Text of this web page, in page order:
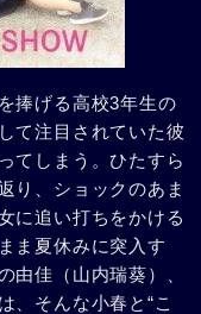
捧げる高校3年生の
て注目されていた彼
てしまう。ひたすら
り、ショックのあま
に追い打ちをかける
ま夏休みに突入す
由佳（山内瑞葵）、
、そんな小春と“こ